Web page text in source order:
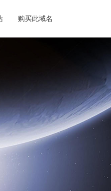
购买此域名